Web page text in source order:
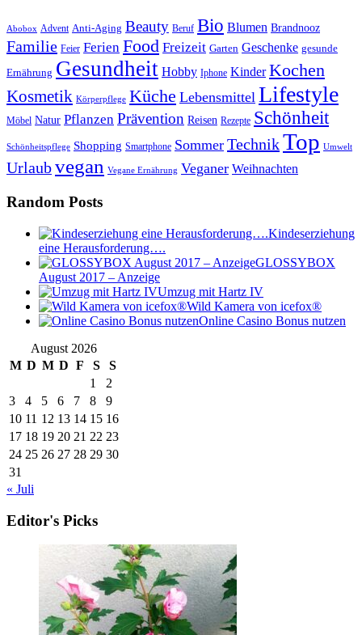
Abobox Advent Anti-Aging Beauty Beruf Bio Blumen Brandnooz
Familie Feier Ferien Food Freizeit Garten Geschenke gesunde
Ernährung Gesundheit Hobby Iphone Kinder Kochen
Kosmetik Körperpflege Küche Lebensmittel Lifestyle
Möbel Natur Pflanzen Prävention Reisen Rezepte Schönheit
Schönheitspflege Shopping Smartphone Sommer TechnikTop Umwelt
Urlaubvegan Vegane Ernährung Veganer Weihnachten
Random Posts
Kindeserziehung
eine Herausforderung….
GLOSSYBOX
August 2017 – Anzeige
Umzug mit Hartz IV
Wild Kamera von icefox®
Online Casino Bonus nutzen
August 2026
M D M D F S
S
1
2
3
4 5 6 7 8
9
10 11 12 13 14 15 16
17 18 19 20 21 22 23
24 25 26 27 28 29 30
31
« Juli
Editor's Picks